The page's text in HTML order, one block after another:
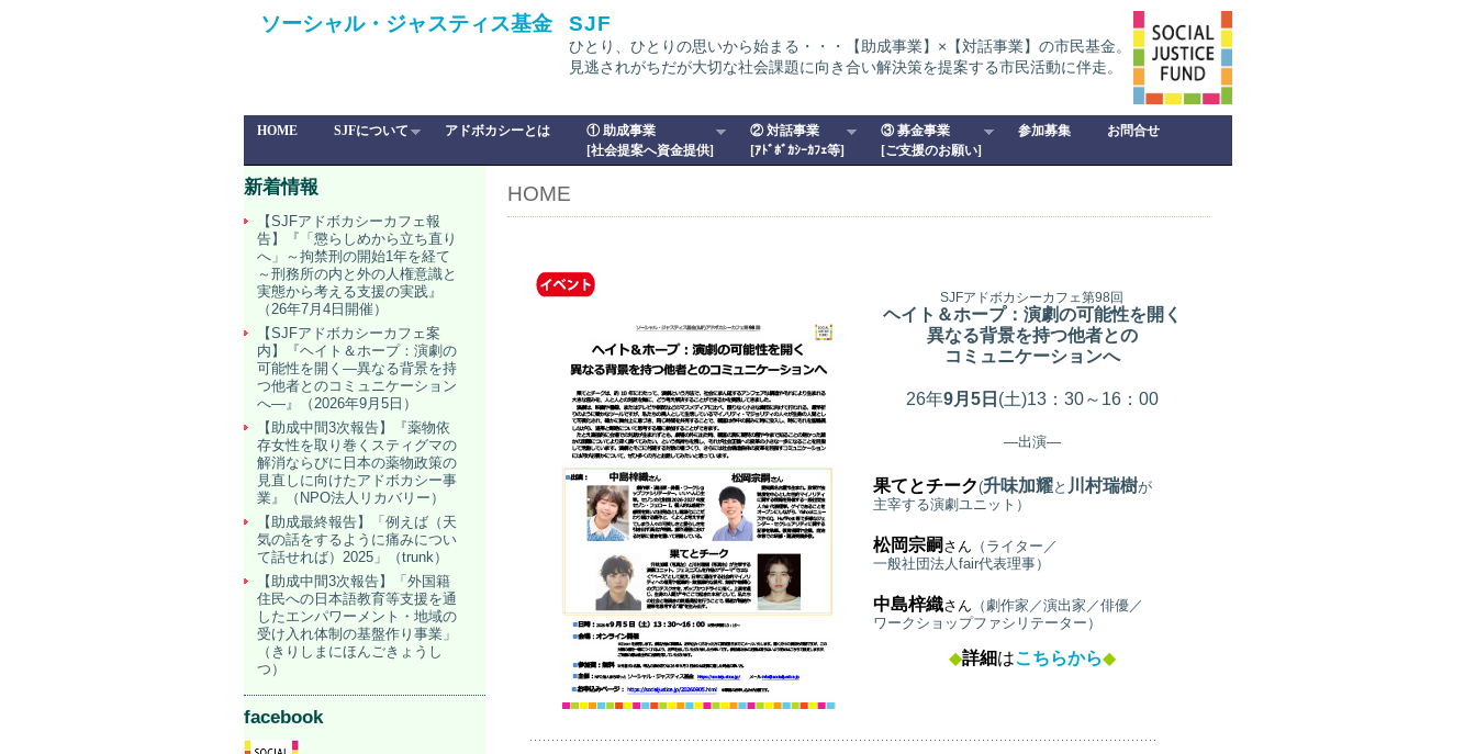
ソーシャル・ジャスティス基金 SJF
ひとり、ひとりの思いから始まる・・・【助成事業】×【対話事業】の市民基金。
見逃されがちだが大切な社会課題に向き合い解決策を提案する市民活動に伴走。
HOME SJFについて アドボカシーとは
① 助成事業
[社会提案へ資金提供]
② 対話事業
[ｱﾄﾞﾎﾞｶｼｰｶﾌｪ等]
③ 募金事業
[ご支援のお願い]
参加募集 お問合せ
HOME
SJFアドボカシーカフェ第98 回
ヘイト＆ホープ：演劇の可能性を開く
異なる背景を持つ他者との
コミュニケーションへ
26年9月5日 (土)13：30～16：00
―出演―
果てとチーク(升味加耀と 川村瑞樹が
主宰する演劇ユニット）
松岡宗嗣 さん （ライター／
一般社団法人fair代表理事）
中島梓織さん （劇作家／演出家／俳優／
ワークショップファシリテーター）
◆詳細はこちらから◆
新着情報
【SJFアドボカシーカフェ報
告】『「懲らしめから立ち直り
へ」～拘禁刑の開始1年を経て
～刑務所の内と外の人権意識と
実態から考える支援の実践』
（26年7月4日開催）
【SJFアドボカシーカフェ案
内】『ヘイト＆ホープ：演劇の
可能性を開く―異なる背景を持
つ他者とのコミュニケーション
へ―』（2026年9月5日）
【助成中間3次報告】『薬物依
存女性を取り巻くスティグマの
解消ならびに日本の薬物政策の
見直しに向けたアドボカシー事
業』（NPO法人リカバリー）
【助成最終報告】「例えば（天
気の話をするように痛みについ
て話せれば）2025」（trunk）
【助成中間3次報告】「外国籍
住民への日本語教育等支援を通
したエンパワーメント・地域の
受け入れ体制の基盤作り事業」
（きりしまにほんごきょうし
つ）
facebook